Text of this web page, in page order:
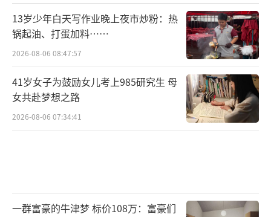
13岁少年白天写作业晚上夜市炒粉：热
锅起油、打蛋加料……
2026-08-06 08:47:57
41岁女子为鼓励女儿考上985研究生 母
女共赴梦想之路
2026-08-06 07:34:41
一群富豪的牛津梦 标价108万：富豪们